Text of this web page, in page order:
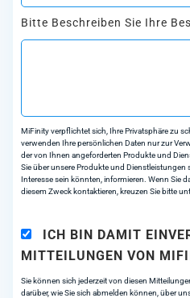
Bitte Beschreiben Sie Ihre
MiFinity verpflichtet sich, Ihre Privatsphäre zu
verwenden Ihre persönlichen Daten nur zur
der von Ihnen angeforderten Produkte und
Sie über unsere Produkte und Dienstleistungen
Interesse sein könnten, informieren. Wenn Sie
diesem Zweck kontaktieren, kreuzen Sie bitte
ICH BIN DAMIT
MITTEILUNGEN VON
Sie können sich jederzeit von diesen
darüber, wie Sie sich abmelden können, über